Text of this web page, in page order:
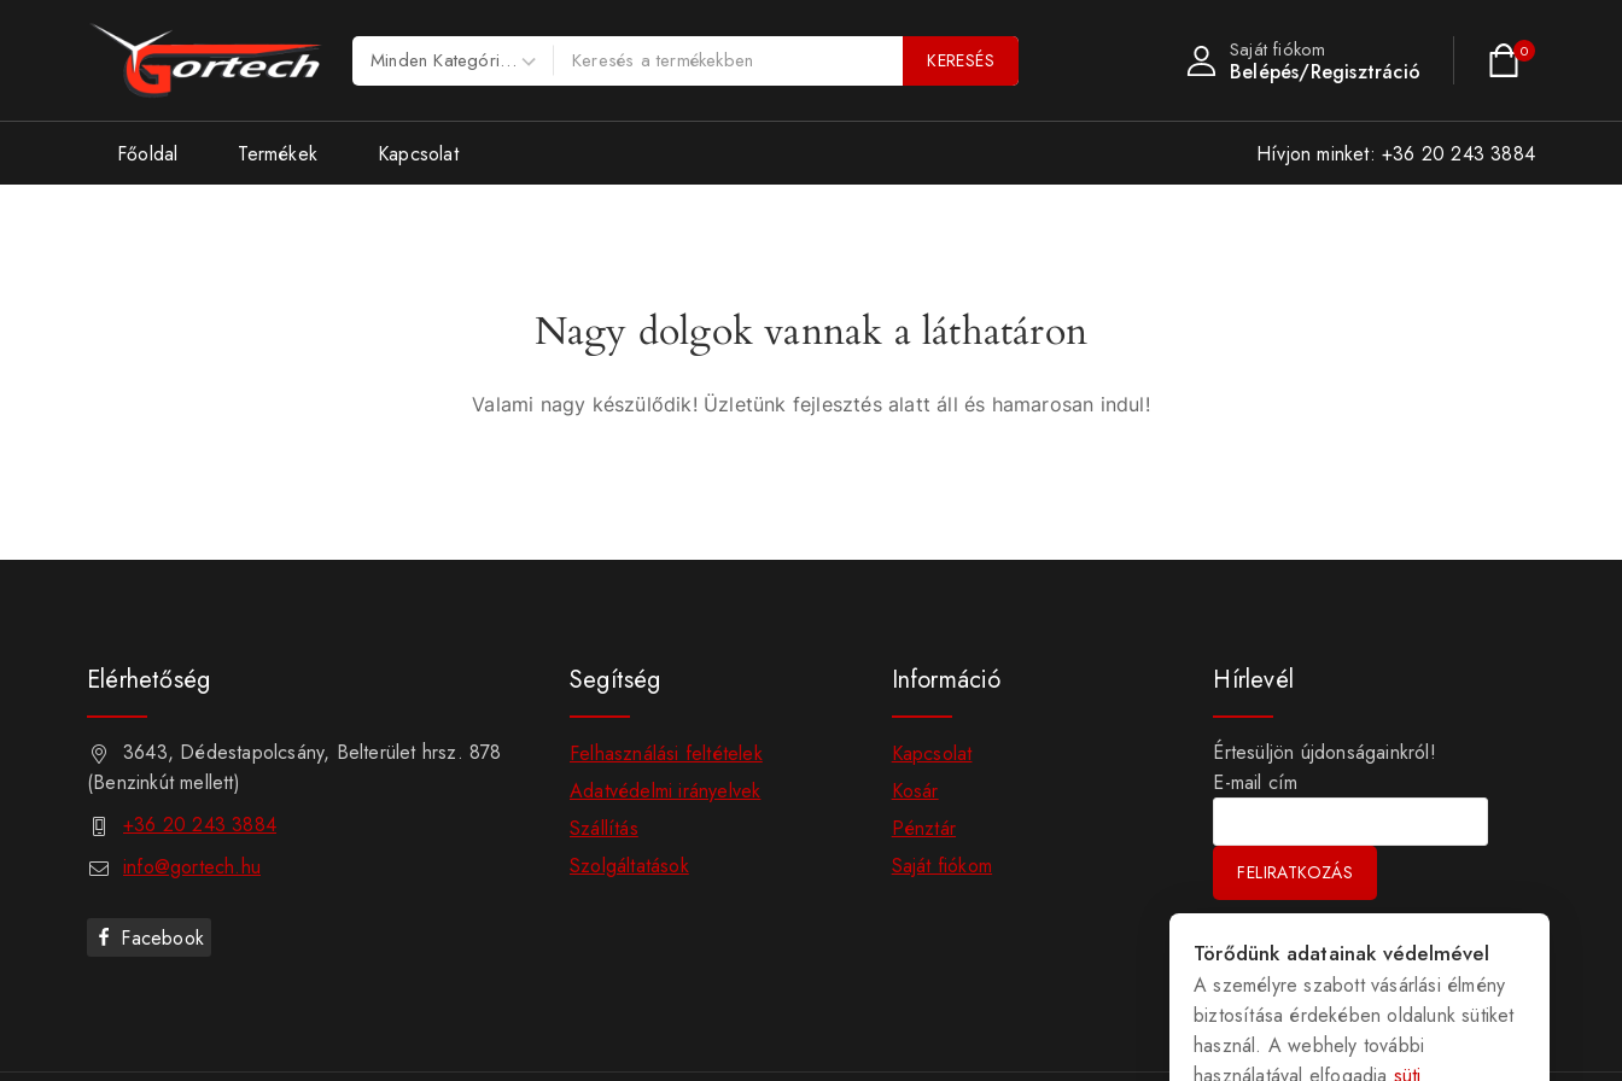
KERESÉS Saját fiókom
Belépés/Regisztráció
0
Főoldal Termékek Kapcsolat Hívjon minket: +36 20 243 3884
Nagy dolgok vannak a láthatáron
Valami nagy készülődik! Üzletünk fejlesztés alatt áll és hamarosan indul!
Elérhetőség
3643, Dédestapolcsány, Belterület hrsz. 878
(Benzinkút mellett)
+36 20 243 3884
info@gortech.hu
Facebook
Segítség
Felhasználási feltételek
Adatvédelmi irányelvek
Szállítás
Szolgáltatások
Információ
Kapcsolat
Kosár
Pénztár
Saját fiókom
Hírlevél
Értesüljön újdonságainkról!
E-mail cím
Törődünk adatainak védelmével
A személyre szabott vásárlási élmény
biztosítása érdekében oldalunk sütiket
használ. A webhely további